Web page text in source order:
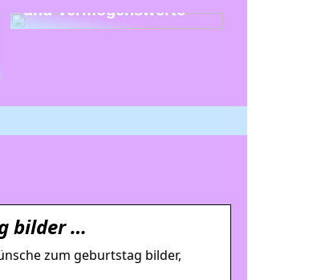
und Vermögenswerte
bilder …
zum geburtstag bilder,